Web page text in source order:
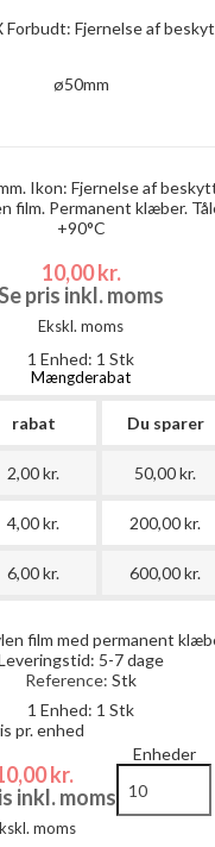
ø50mm
Ikon: Fjernelse af
film. Permanent klæber.
+90°C
10,00 kr.
pris inkl. moms
Ekskl. moms
1 Enhed: 1 Stk
Mængderabat
rabat Du sparer
2,00 kr. 50,00 kr.
4,00 kr. 200,00 kr.
6,00 kr. 600,00 kr.
film med permanent
5-7 dage
Reference: Stk
1 Enhed: 1 Stk
pr. enhed
kr.
inkl. moms
moms
Enheder